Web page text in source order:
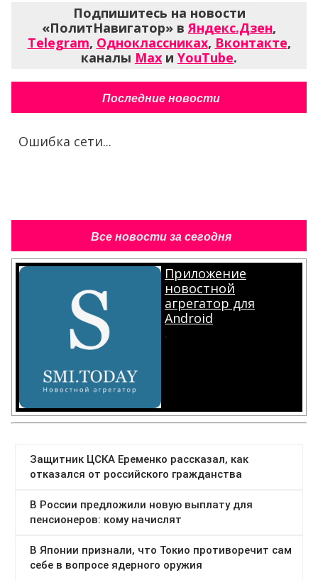
Подпишитесь на новости
«ПолитНавигатор» вЯндекс.Дзен,
Telegram, Одноклассниках, Вконтакте,
каналы Max и YouTube.
Последние новости
Ошибка сети...
Все новости за сегодня
Приложение
новостной
агрегатор для
Android
.